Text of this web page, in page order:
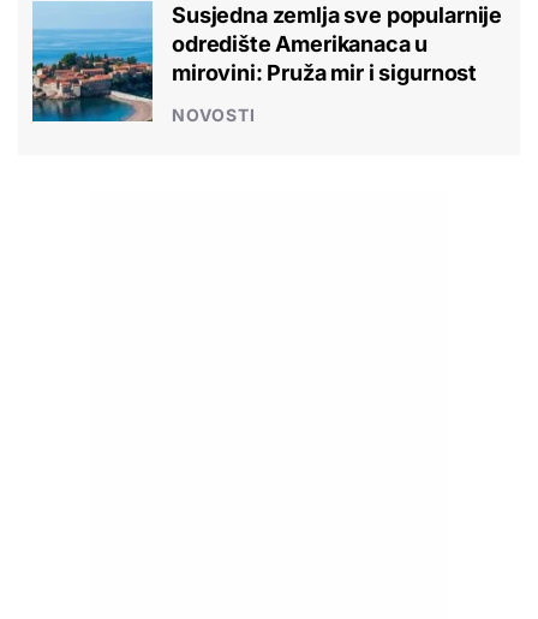
Susjedna zemlja sve popularnije
odredište Amerikanaca u
mirovini: Pruža mir i sigurnost
NOVOSTI